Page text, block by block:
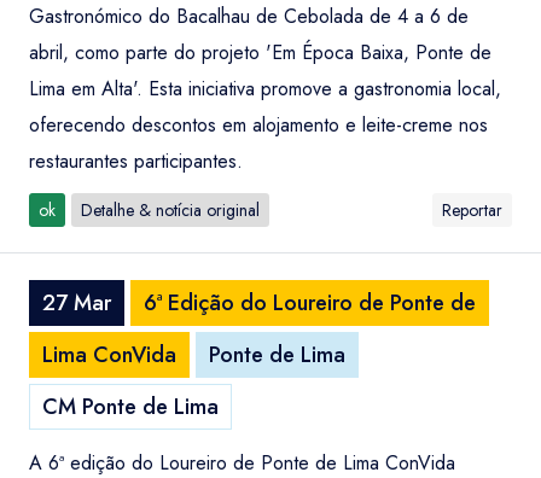
Gastronómico do Bacalhau de Cebolada de 4 a 6 de
abril, como parte do projeto 'Em Época Baixa, Ponte de
Lima em Alta'. Esta iniciativa promove a gastronomia local,
oferecendo descontos em alojamento e leite-creme nos
restaurantes participantes.
ok Detalhe & notícia original Reportar
27 Mar
6ª Edição do Loureiro de Ponte de
Lima ConVida
Ponte de Lima
CM Ponte de Lima
A 6ª edição do Loureiro de Ponte de Lima ConVida